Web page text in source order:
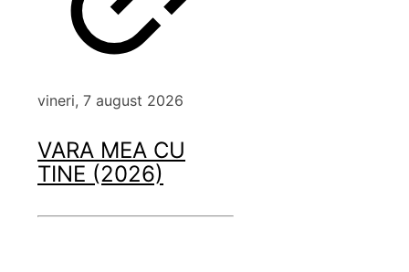
vineri, 7 august 2026
VARA MEA CU
TINE (2026)